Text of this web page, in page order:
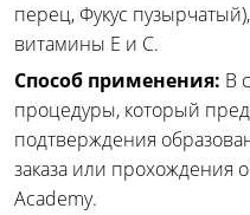
перец, Фукус
витамины Е и С.
Способ применения: В
процедуры, который
подтверждения
заказа или прохождения
Academy.